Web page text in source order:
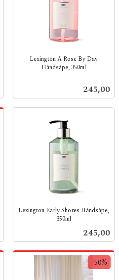
Lexington A Rose By Day
Håndsåpe, 350ml
Pris
245,00
Lexington Early Shores Håndsåpe,
350ml
Pris
245,00
-50%